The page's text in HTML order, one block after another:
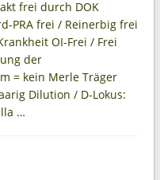
frei durch DOK
PRA frei / Reinerbig frei
OI-Frei / Frei
der
= kein Merle Träger
Dilution / D-Lokus:
…